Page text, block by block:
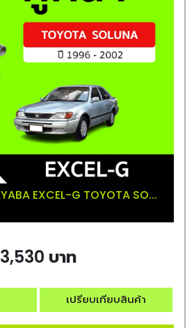
EXCEL-G TOYOTA SO...
3,530 บาท
เปรียบเทียบสินค้า